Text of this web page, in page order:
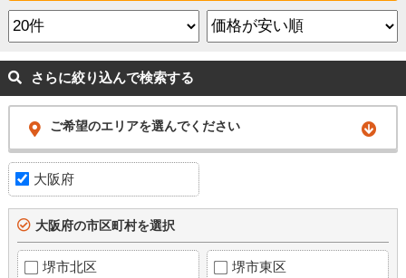
さらに絞り込んで検索する
ご希望のエリアを選んでください
大阪府
大阪府の市区町村を選択
堺市北区 堺市東区